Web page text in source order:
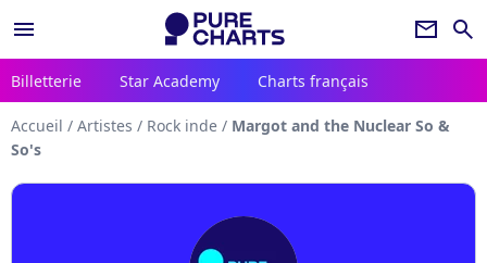
menu newsletter search
Billetterie Star Academy Charts français
Accueil / Artistes / Rock inde / Margot and the Nuclear So &
So's